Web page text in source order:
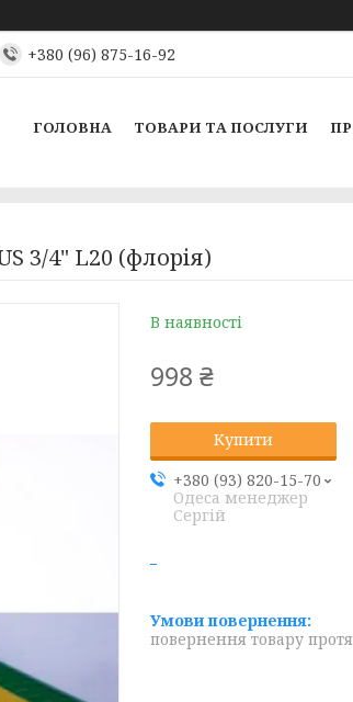
+380 (96) 875-16-92
ГОЛОВНА ТОВАРИ ТА ПОСЛУГИ
3/4" L20 (флорія)
В наявності
998 ₴
Купити
+380 (93) 820-15-70
Одеса менеджер
Сергій
повернення товару